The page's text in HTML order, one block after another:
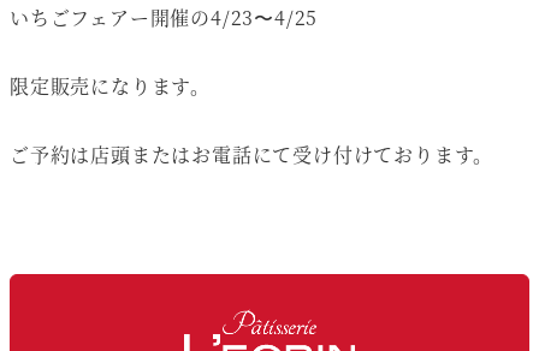
いちごフェアー開催の4/23〜4/25
限定販売になります。
ご予約は店頭またはお電話にて受け付けております。